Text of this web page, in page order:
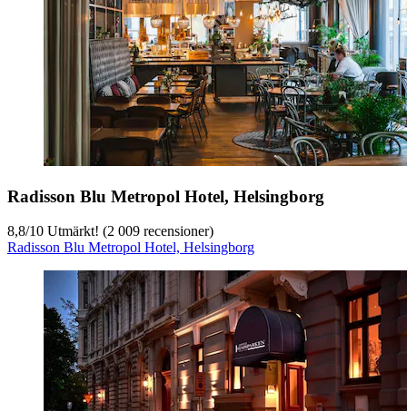
Radisson Blu Metropol Hotel, Helsingborg
8,8/10 Utmärkt! (2 009 recensioner)
Radisson Blu Metropol Hotel, Helsingborg